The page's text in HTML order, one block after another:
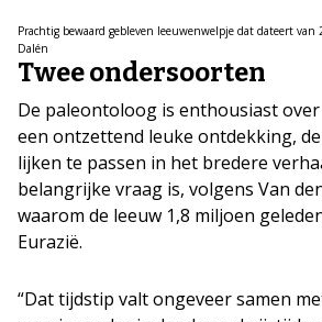
Prachtig bewaard gebleven leeuwenwelpje dat dateert van
Dalén
Twee ondersoorten
De paleontoloog is enthousiast over
een ontzettend leuke ontdekking,
lijken te passen in het bredere
belangrijke vraag is, volgens Van
waarom de leeuw 1,8 miljoen
Eurazië.
“Dat tijdstip valt ongeveer samen